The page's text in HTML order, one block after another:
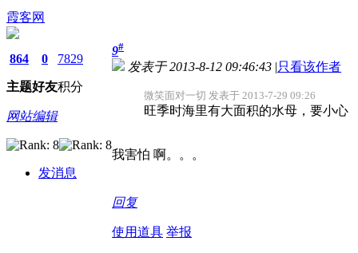
霞客网
864
主题
0
好友
7829
积分
网站编辑
发消息
9#
发表于 2013-8-12 09:46:43 |只看该作者
微笑面对一切 发表于 2013-7-29 09:26
旺季时海里有大面积的水母，要小心
我害怕 啊。。。
回复
使用道具 举报